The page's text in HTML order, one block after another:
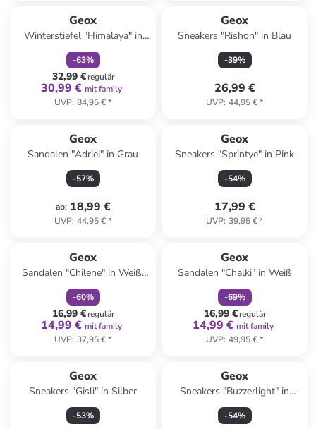
Geox
Winterstiefel "Himalaya" in
Beige
-63%
32,99 €regulär
30,99 € mit family
UVP: 84,95 €*
Geox
Sneakers "Rishon" in Blau
-39%
26,99 €
UVP: 44,95 €*
Geox
Sandalen "Adriel" in Grau
-57%
ab: 18,99 €
UVP: 44,95 €*
Geox
Sneakers "Sprintye" in Pink
-54%
17,99 €
UVP: 39,95 €*
Geox
Sandalen "Chilene" in Weiß/
Silber
-60%
16,99 €regulär
14,99 € mit family
UVP: 37,95 €*
Geox
Sandalen "Chalki" in Weiß
-69%
16,99 €regulär
14,99 € mit family
UVP: 49,95 €*
Geox
Sneakers "Gisli" in Silber
-53%
Geox
Sneakers "Buzzerlight" in
Blau/ Orange
-54%